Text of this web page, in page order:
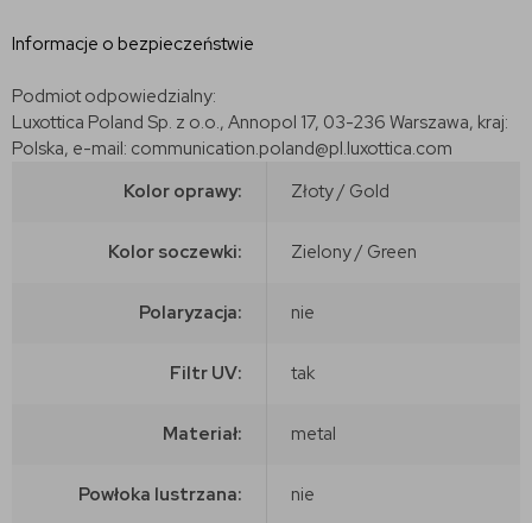
Informacje o bezpieczeństwie
Podmiot odpowiedzialny:
Luxottica Poland Sp. z o.o., Annopol 17, 03-236 Warszawa, kraj:
Polska, e-mail: communication.poland@pl.luxottica.com
Kolor oprawy:
Złoty / Gold
Kolor soczewki: Zielony / Green
Polaryzacja: nie
Filtr UV: tak
Materiał: metal
Powłoka lustrzana: nie